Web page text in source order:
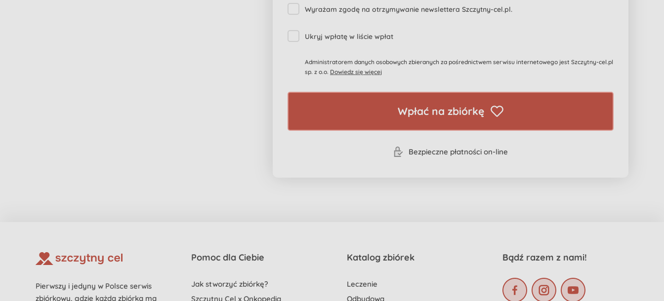
Wyrażam zgodę na otrzymywanie newslettera Szczytny-cel.pl.
Ukryj wpłatę w liście wpłat
Administratorem danych osobowych zbieranych za pośrednictwem serwisu internetowego jest Szczytny-cel.pl
sp. z o.o. Dowiedz się więcej
Wpłać na zbiórkę
Bezpieczne płatności on-line
Pierwszy i jedyny w Polsce serwis
zbiórkowy, gdzie każda zbiórka ma
Pomoc dla Ciebie
Jak stworzyć zbiórkę?
Szczytny Cel x Onkopedia
Katalog zbiórek
Leczenie
Odbudowa
Bądź razem z nami!